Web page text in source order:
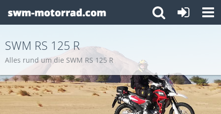
SWM RS 125 R
Alles rund um die SWM RS 125 R